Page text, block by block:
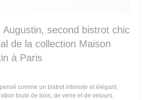
Augustin, second bistrot chic
de la collection Maison
à Paris
comme un bistrot intimiste et élégant,
toute de bois, de verre et de velours.